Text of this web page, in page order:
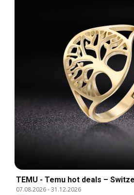
TEMU - Temu hot deals –
07.08.2026-31.12.2026